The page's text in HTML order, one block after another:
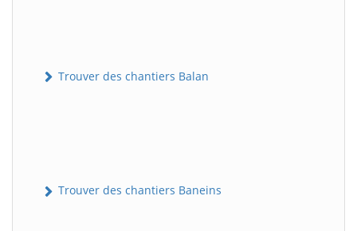
Trouver des chantiers Balan
Trouver des chantiers Baneins